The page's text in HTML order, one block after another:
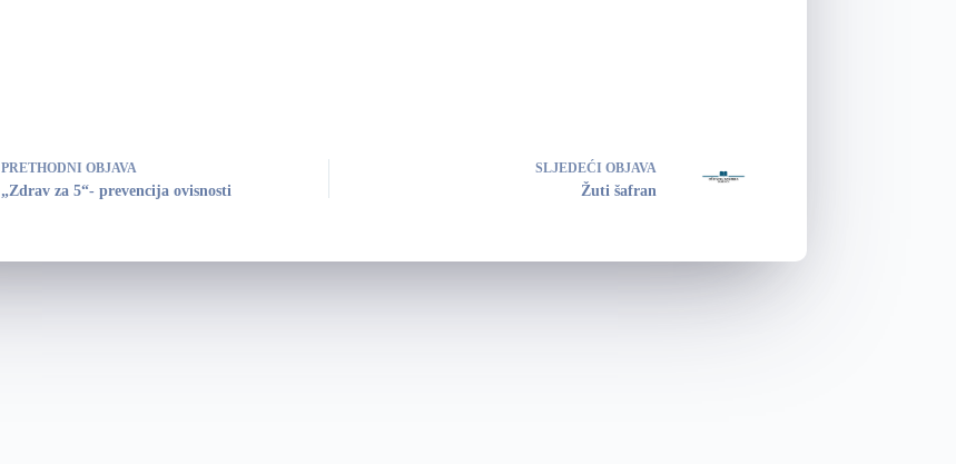
PRETHODNI OBJAVA
„Zdrav za 5“- prevencija ovisnosti
SLJEDEĆI OBJAVA
Žuti šafran